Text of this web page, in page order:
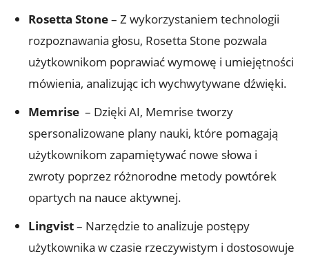
Rosetta Stone– Z wykorzystaniem technologii ​
rozpoznawania głosu, Rosetta ⁤Stone pozwala‍
użytkownikom poprawiać​ wymowę i ⁣umiejętności
mówienia, ⁤analizując‌ ich wychwytywane dźwięki.
Memrise ⁣ – Dzięki AI, Memrise tworzy
spersonalizowane plany nauki, które pomagają
użytkownikom zapamiętywać ⁣nowe słowa i
zwroty poprzez⁢ różnorodne metody powtórek
opartych na nauce aktywnej.
Lingvist– Narzędzie to analizuje postępy
użytkownika w czasie rzeczywistym ​i ⁤dostosowuje